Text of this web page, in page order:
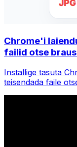
Chrome'i
failid otse
Installige tasuta
teisendada faile